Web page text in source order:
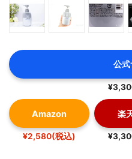
公式
Amazon
¥2,580(税込)
楽